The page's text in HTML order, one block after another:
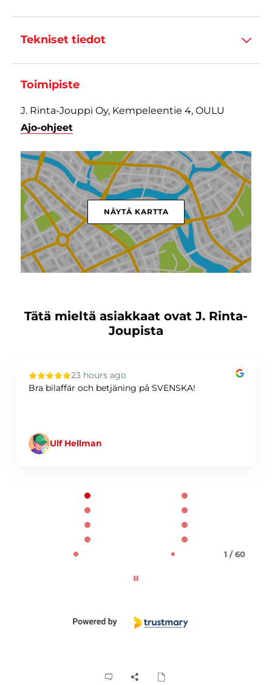
Tekniset tiedot
Toimipiste
J. Rinta-Jouppi Oy, Kempeleentie 4, OULU
Ajo-ohjeet
NÄYTÄ KARTTA
Tätä mieltä asiakkaat ovat J. Rinta-
Joupista
23 hours ago
Bra bilaffär och betjäning på SVENSKA!
Ulf Hellman
1 / 60